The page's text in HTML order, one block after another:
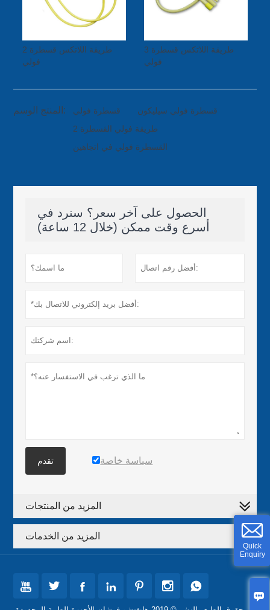

Quick
Enquiry
2 طريقة اللاتكس قسطرة
فولي
3 طريقة اللاتكس قسطرة
فولي
المنتج الوسم: قسطرة فولي
قسطرة فولي سيليكون
2 طريقة فولي القسطرة
القسطرة فولي في اتجاهين
الحصول على آخر سعر؟ سنرد في
أسرع وقت ممكن (خلال 12 ساعة)
تقدم سياسة خاصة
المزيد من المنتجات
المزيد من الخدمات
      